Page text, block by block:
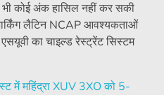
कोई अंक हासिल नहीं कर सकी
लैटिन NCAP आवश्यकताओं
का चाइल्ड रेस्ट्रेंट सिस्टम
में महिंद्रा XUV 3XO को 5-